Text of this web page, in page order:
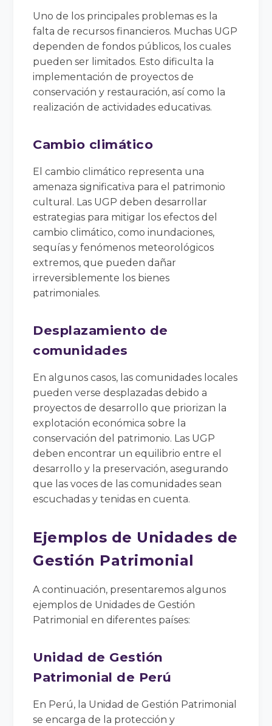
Uno de los principales problemas es la
falta de recursos financieros. Muchas UGP
dependen de fondos públicos, los cuales
pueden ser limitados. Esto dificulta la
implementación de proyectos de
conservación y restauración, así como la
realización de actividades educativas.
Cambio climático
El cambio climático representa una
amenaza significativa para el patrimonio
cultural. Las UGP deben desarrollar
estrategias para mitigar los efectos del
cambio climático, como inundaciones,
sequías y fenómenos meteorológicos
extremos, que pueden dañar
irreversiblemente los bienes
patrimoniales.
Desplazamiento de
comunidades
En algunos casos, las comunidades locales
pueden verse desplazadas debido a
proyectos de desarrollo que priorizan la
explotación económica sobre la
conservación del patrimonio. Las UGP
deben encontrar un equilibrio entre el
desarrollo y la preservación, asegurando
que las voces de las comunidades sean
escuchadas y tenidas en cuenta.
Ejemplos de Unidades de
Gestión Patrimonial
A continuación, presentaremos algunos
ejemplos de Unidades de Gestión
Patrimonial en diferentes países:
Unidad de Gestión
Patrimonial de Perú
En Perú, la Unidad de Gestión Patrimonial
se encarga de la protección y